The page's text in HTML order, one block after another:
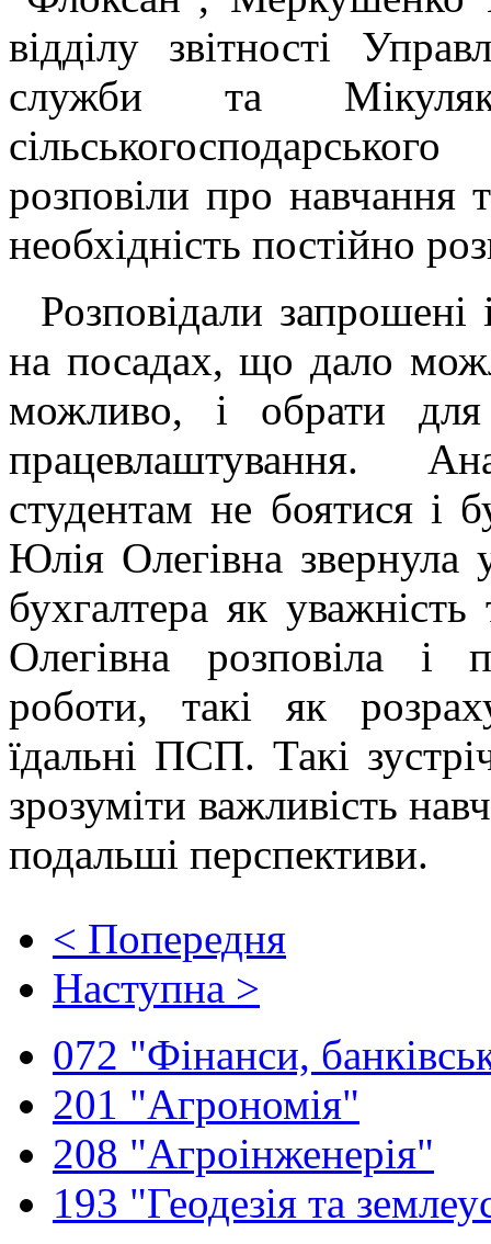
відділу звітності
служби та
розповіли про навчання
необхідність постійно
Розповідали запрошені
на посадах, що дало
можливо, і обрати для
працевлаштування.
студентам не боятися і
Юлія Олегівна звернула
бухгалтера як уважність
Олегівна розповіла і
роботи, такі як
їдальні ПСП. Такі
зрозуміти важливість
подальші перспективи.
< Попередня
Наступна >
072 "Фінанси,
201 "Агрономія"
208 "Агроінженерія"
193 "Геодезія та